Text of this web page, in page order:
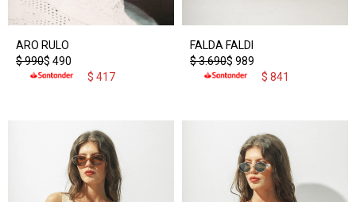
ARO RULO
$ 490
$990
$ 417
FALDA FALDI
$ 989
$3.690
$ 841